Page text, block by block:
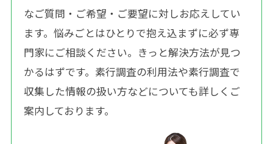
なご質問・ご希望・ご要望に対しお応えしてい
ます。悩みごとはひとりで抱え込まずに必ず専
門家にご相談ください。きっと解決方法が見つ
かるはずです。素行調査の利用法や素行調査で
収集した情報の扱い方などについても詳しくご
案内しております。